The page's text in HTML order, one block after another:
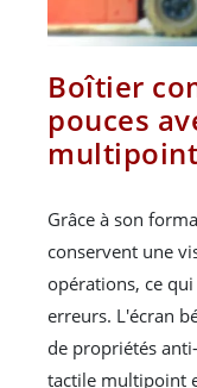
Boîtier
pouces
Grâce à son
conservent une
opérations, ce
erreurs. L'écran
de propriétés
tactile multipoint